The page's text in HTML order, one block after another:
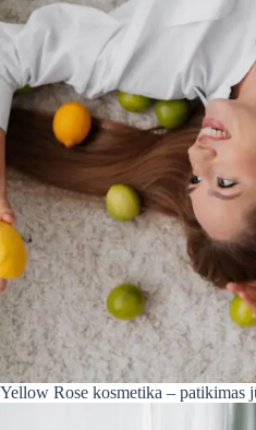
Yellow Rose kosmetika – patikimas